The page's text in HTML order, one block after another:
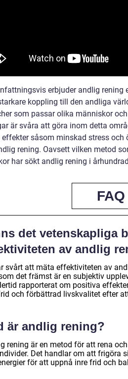
erbjuder andlig rening
koppling till den andliga
som passar olika människor
är svåra att göra inom detta
såsom minskad stress
rening. Oavsett vilken metod
har sökt andlig rening i
FAQ
det vetenskapliga
av andlig
svårt att mäta effektiviteten av
det främst är en subjektiv
rapporterat om positiva
och förbättrad livskvalitet efter
är andlig rening?
rening är en metod för att rena
Det handlar om att frigöra
för att uppnå inre frid och